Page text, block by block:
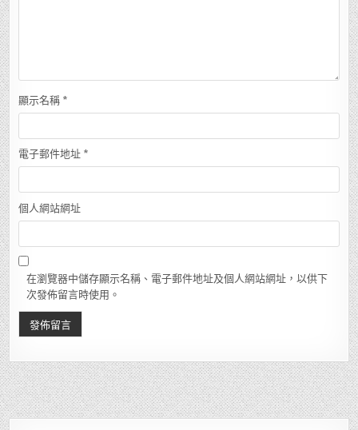
顯示名稱 *
電子郵件地址 *
個人網站網址
在瀏覽器中儲存顯示名稱、電子郵件地址及個人網站網址，以供下
次發佈留言時使用。